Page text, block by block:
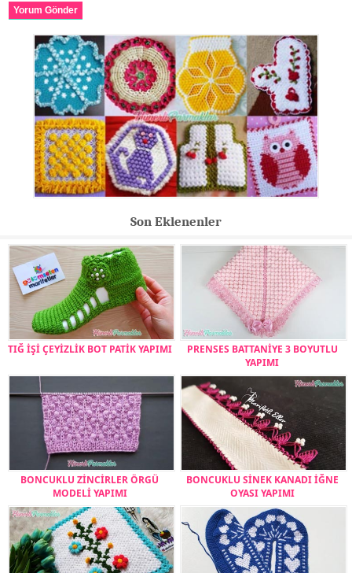
Yorum Gönder
Son Eklenenler
TIĞ İŞİ ÇEYİZLİK BOT PATİK YAPIMI
PRENSES BATTANİYE 3 BOYUTLU
YAPIMI
BONCUKLU ZİNCİRLER ÖRGÜ
MODELİ YAPIMI
BONCUKLU SİNEK KANADI İĞNE
OYASI YAPIMI